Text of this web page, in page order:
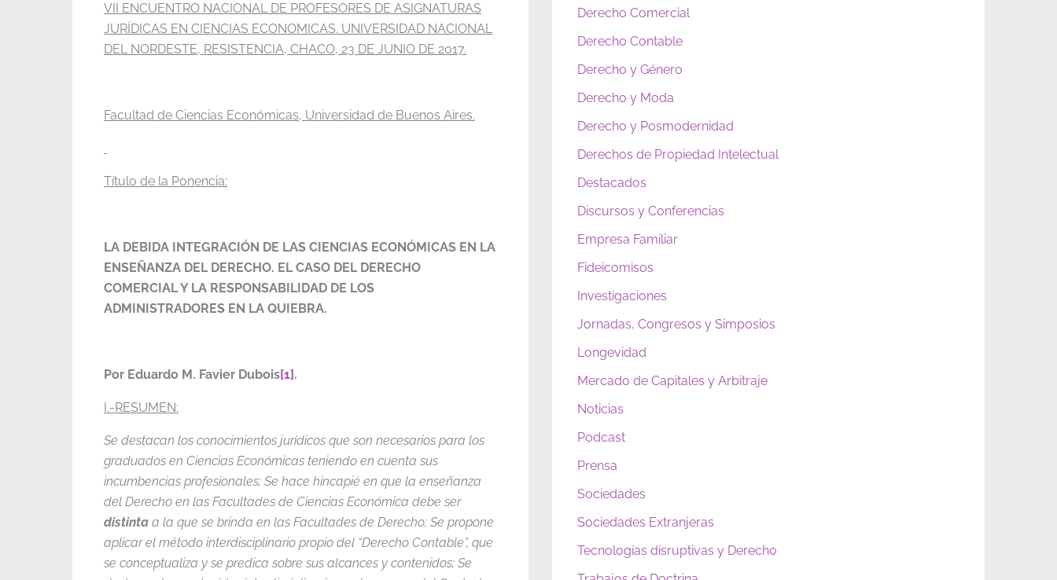
VII ENCUENTRO NACIONAL DE PROFESORES DE ASIGNATURAS
JURÍDICAS EN CIENCIAS ECONOMICAS. UNIVERSIDAD NACIONAL
DEL NORDESTE, RESISTENCIA, CHACO, 23 DE JUNIO DE 2017.
Facultad de Ciencias Económicas, Universidad de Buenos Aires.
Título de la Ponencia:
LA DEBIDA INTEGRACIÓN DE LAS CIENCIAS ECONÓMICAS EN LA
ENSEÑANZA DEL DERECHO. EL CASO DEL DERECHO
COMERCIAL Y LA RESPONSABILIDAD DE LOS
ADMINISTRADORES EN LA QUIEBRA.
Por Eduardo M. Favier Dubois[1].
I.-RESUMEN:
Se destacan los conocimientos jurídicos que son necesarios para los
graduados en Ciencias Económicas teniendo en cuenta sus
incumbencias profesionales; Se hace hincapié en que la enseñanza
del Derecho en las Facultades de Ciencias Económica debe ser
distinta a la que se brinda en las Facultades de Derecho; Se propone
aplicar el método interdisciplinario propio del “Derecho Contable”, que
se conceptualiza y se predica sobre sus alcances y contenidos; Se
Derecho Comercial
Derecho Contable
Derecho y Género
Derecho y Moda
Derecho y Posmodernidad
Derechos de Propiedad Intelectual
Destacados
Discursos y Conferencias
Empresa Familiar
Fideicomisos
Investigaciones
Jornadas, Congresos y Simposios
Longevidad
Mercado de Capitales y Arbitraje
Noticias
Podcast
Prensa
Sociedades
Sociedades Extranjeras
Tecnologías disruptivas y Derecho